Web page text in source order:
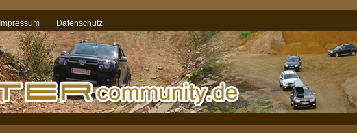
Impressum Datenschutz